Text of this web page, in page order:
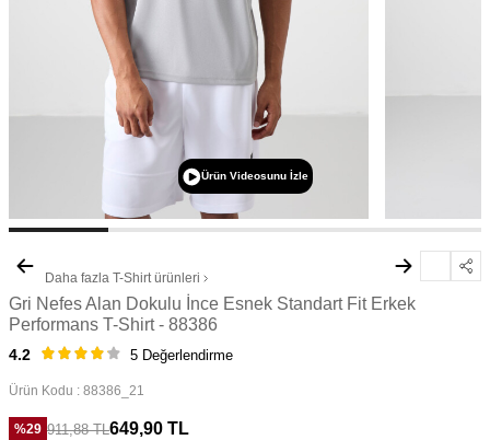
Ürün Videosunu İzle
Daha fazla T-Shirtürünleri
Gri Nefes Alan Dokulu İnce Esnek Standart Fit Erkek
Performans T-Shirt - 88386
4.2 5 Değerlendirme
Ürün Kodu : 88386_21
%29 911,88TL649,90 TL